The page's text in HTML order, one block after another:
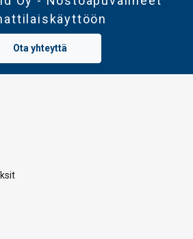
Ota yhteyttä